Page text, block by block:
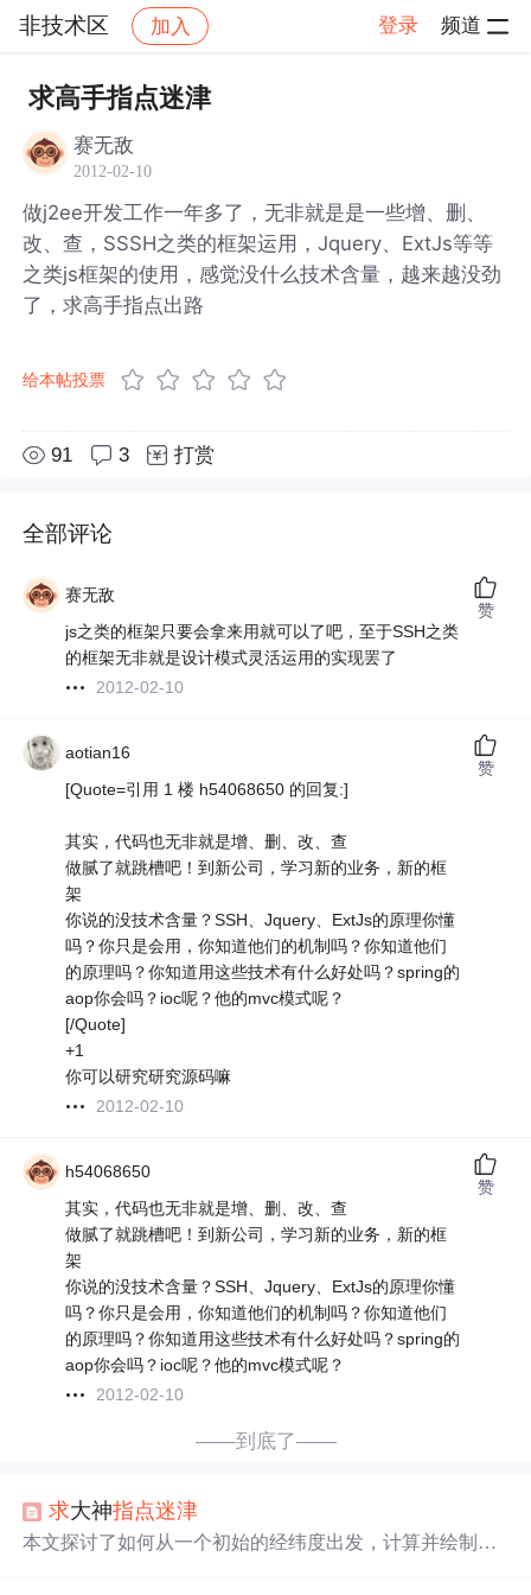
非技术区 加入 登录 频道
社区 非技术区
求高手指点迷津
赛无敌
2012-02-10
做j2ee开发工作一年多了，无非就是是一些增、删、
改、查，SSSH之类的框架运用，Jquery、ExtJs等等
之类js框架的使用，感觉没什么技术含量，越来越没劲
了，求高手指点出路
给本帖投票
91 3 打赏
全部评论
赛无敌
js之类的框架只要会拿来用就可以了吧，至于SSH之类
的框架无非就是设计模式灵活运用的实现罢了
2012-02-10
赞
aotian16
[Quote=引用 1 楼 h54068650 的回复:]
其实，代码也无非就是增、删、改、查
做腻了就跳槽吧！到新公司，学习新的业务，新的框
架
你说的没技术含量？SSH、Jquery、ExtJs的原理你懂
吗？你只是会用，你知道他们的机制吗？你知道他们
的原理吗？你知道用这些技术有什么好处吗？spring的
aop你会吗？ioc呢？他的mvc模式呢？
[/Quote]
+1
你可以研究研究源码嘛
2012-02-10
赞
h54068650
其实，代码也无非就是增、删、改、查
做腻了就跳槽吧！到新公司，学习新的业务，新的框
架
你说的没技术含量？SSH、Jquery、ExtJs的原理你懂
吗？你只是会用，你知道他们的机制吗？你知道他们
的原理吗？你知道用这些技术有什么好处吗？spring的
aop你会吗？ioc呢？他的mvc模式呢？
2012-02-10
赞
——到底了——
求大神指点迷津
本文探讨了如何从一个初始的经纬度出发，计算并绘制出